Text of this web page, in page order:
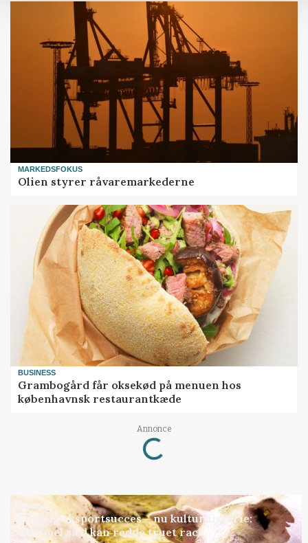
MARKEDSFOKUS
Olien styrer råvaremarkederne
BUSINESS
Grambogård får oksekød på menuen hos
københavnsk restaurantkæde
Annonce
Loading...
GRISE
Engang eksportsucces – nu kulturhistorie:
Gammel sæd kan redde truet race